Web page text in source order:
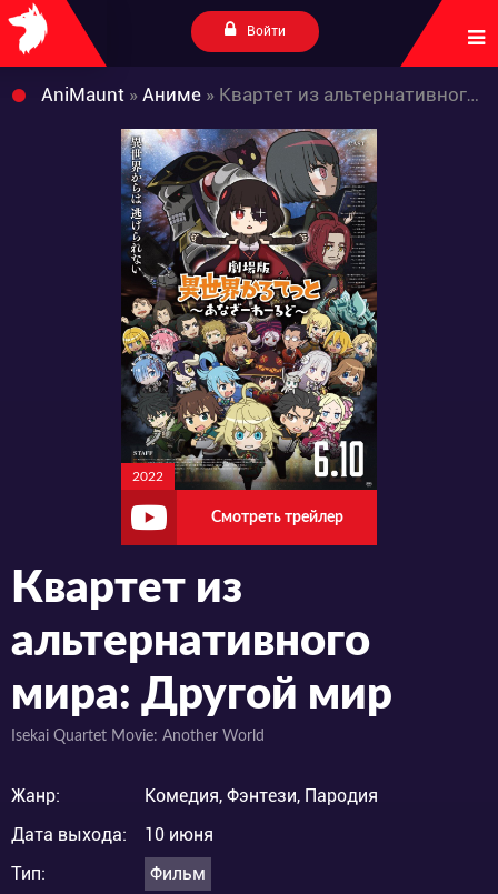
Войти
AniMaunt » Аниме » Квартет из альтернативного мира: Другой мир
2022
Смотреть трейлер
Квартет из
альтернативного
мира: Другой мир
Isekai Quartet Movie: Another World
Жанр:
Комедия, Фэнтези, Пародия
Дата выхода:
10 июня
Тип:
Фильм